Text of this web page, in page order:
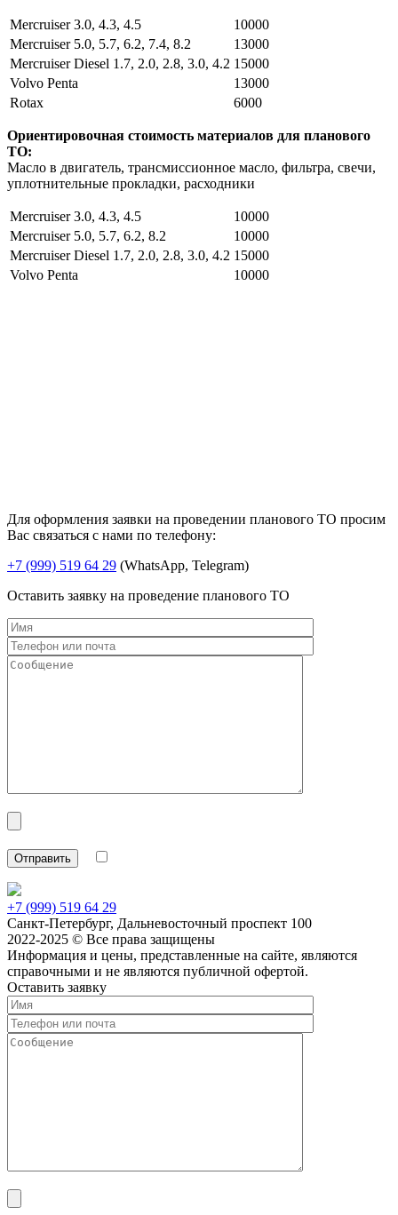
Mercruiser 3.0, 4.3, 4.5
10000
Mercruiser 5.0, 5.7, 6.2, 7.4, 8.2
13000
Mercruiser Diesel 1.7, 2.0, 2.8, 3.0, 4.2 15000
Volvo Penta
13000
Rotax
6000
Ориентировочная стоимость материалов для планового
ТО:
Масло в двигатель, трансмиссионное масло, фильтра, свечи,
уплотнительные прокладки, расходники
Mercruiser 3.0, 4.3, 4.5
10000
Mercruiser 5.0, 5.7, 6.2, 8.2
10000
Mercruiser Diesel 1.7, 2.0, 2.8, 3.0, 4.2 15000
Volvo Penta
10000
Для оформления заявки на проведении планового ТО просим
Вас связаться с нами по телефону:
+7 (999) 519 64 29 (WhatsApp, Telegram)
Оставить заявку на проведение планового ТО
+7 (999) 519 64 29
Санкт-Петербург, Дальневосточный проспект 100
2022-2025 © Все права защищены
Информация и цены, представленные на сайте, являются
справочными и не являются публичной офертой.
Оставить заявку